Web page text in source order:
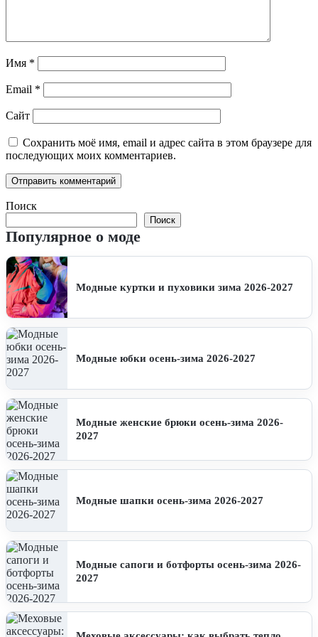
Имя *
Email *
Сайт
Сохранить моё имя, email и адрес сайта в этом браузере для
последующих моих комментариев.
Поиск
Поиск
Популярное о моде
Модные куртки и пуховики зима 2026-2027
Модные юбки осень-зима 2026-2027
Модные женские брюки осень-зима 2026-
2027
Модные шапки осень-зима 2026-2027
Модные сапоги и ботфорты осень-зима 2026-
2027